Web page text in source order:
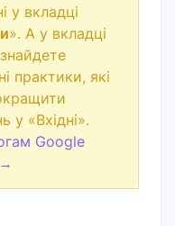
у вкладці
». А у вкладці
практики, які
у «Вхідні».
Google